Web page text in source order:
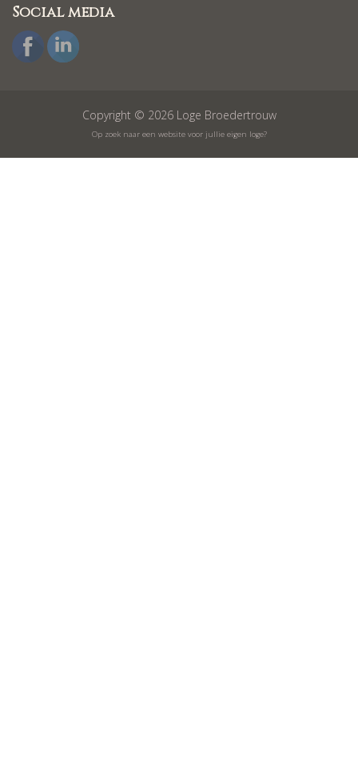
Social media
Copyright © 2026 Loge Broedertrouw
Op zoek naar een website voor jullie eigen loge?